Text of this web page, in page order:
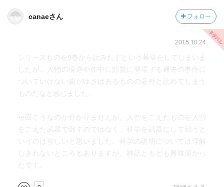
canaeさん フォロー
2015.10.24
シリーズものを9巻から読みだすという暴挙をしてしまいま
したが、人物の境遇や作中に頻繁に登場する過去の事件に
ついていけない歯がゆさはあるものの意外と読めてしまう
ものだなと感じました。
毎回こうなのか分かりませんが、人智をこえたものを人智
をこえた武器で倒すのではなく、科学を武器にして戦うと
いうのは珍しいと思いました。科学の説明については理解
しきれないところもありますが、神話ともども興味深かっ
たです。